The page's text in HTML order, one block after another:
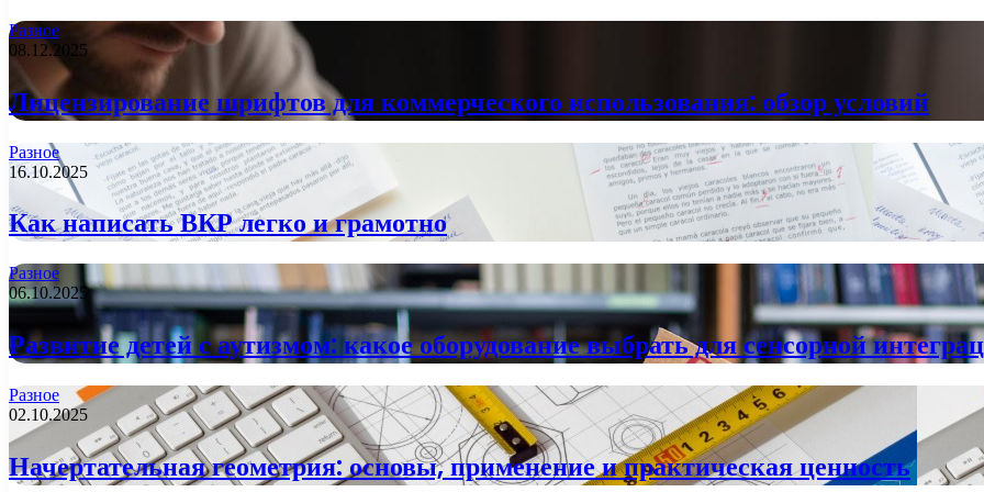
Разное
08.12.2025
Лицензирование шрифтов для коммерческого использования: обзор условий
Разное
16.10.2025
Как написать ВКР легко и грамотно
Разное
06.10.2025
Развитие детей с аутизмом: какое оборудование выбрать для сенсорной
Разное
02.10.2025
Начертательная геометрия: основы, применение и практическая ценность